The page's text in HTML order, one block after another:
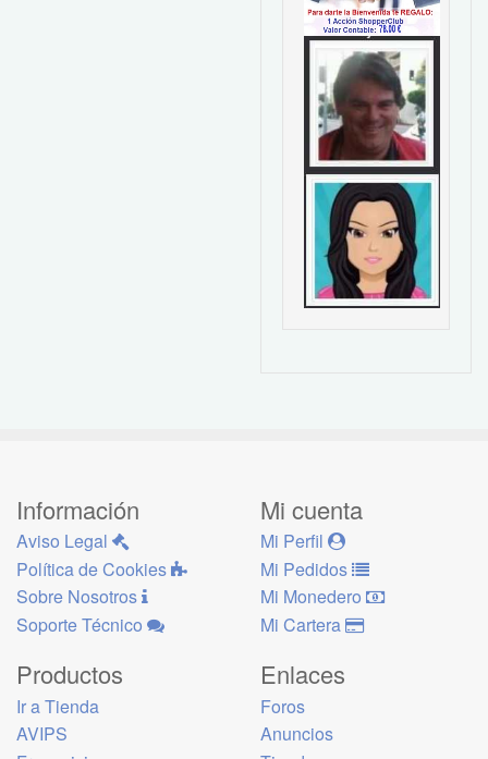
Información
Aviso Legal
Política de Cookies
Sobre Nosotros
Soporte Técnico
Mi cuenta
Mi Perfil
Mi Pedidos
Mi Monedero
Mi Cartera
Productos
Ir a Tienda
AVIPS
Enlaces
Foros
Anuncios